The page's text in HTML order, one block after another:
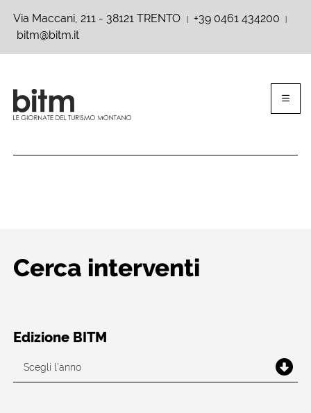
Via Maccani, 211 - 38121 TRENTO +39 0461 434200
bitm@bitm.it
Cerca interventi
Edizione BITM